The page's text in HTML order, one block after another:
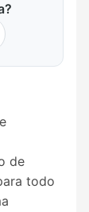
de
todo